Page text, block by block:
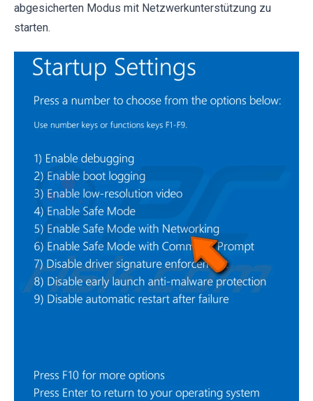
abgesicherten Modus mit Netzwerkunterstützung zu
starten.